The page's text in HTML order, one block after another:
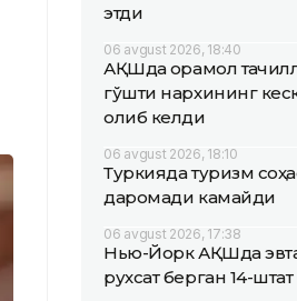
этди
06 avgust 2026, 18:40
АҚШда қорамол
гўшти нархининг
олиб келди
06 avgust 2026, 18:10
Туркияда туризм
даромади камайди
06 avgust 2026, 17:38
Нью-Йорк АҚШда
рухсат берган 14-